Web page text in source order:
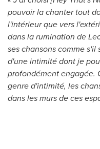
pouvoir la chanter tout
l'intérieur que vers
dans la rumination de
ses chansons comme
d'une intimité dont je
profondément engagée.
genre d'intimité, les
dans les murs de ces